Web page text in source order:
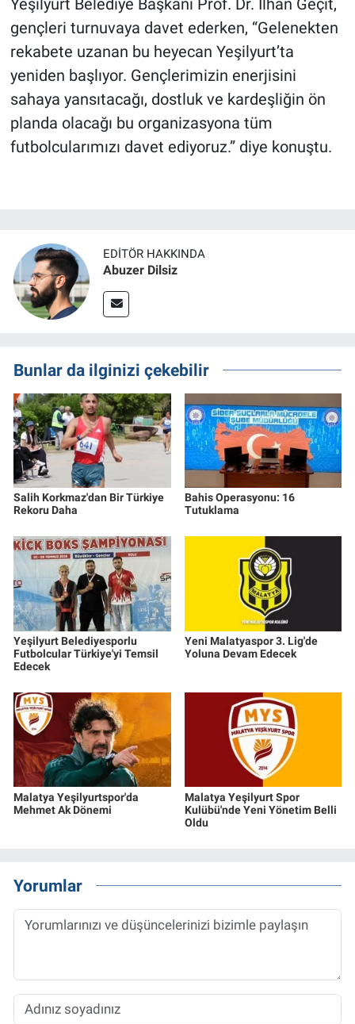
Yeşilyurt Belediye Başkanı Prof. Dr. İlhan Geçit,
gençleri turnuvaya davet ederken, “Gelenekten
rekabete uzanan bu heyecan Yeşilyurt’ta
yeniden başlıyor. Gençlerimizin enerjisini
sahaya yansıtacağı, dostluk ve kardeşliğin ön
planda olacağı bu organizasyona tüm
futbolcularımızı davet ediyoruz.” diye konuştu.
EDITÖR HAKKINDA
Abuzer Dilsiz
Bunlar da ilginizi çekebilir
Salih Korkmaz'dan Bir Türkiye
Rekoru Daha
Bahis Operasyonu: 16
Tutuklama
Yeşilyurt Belediyesporlu
Futbolcular Türkiye'yi Temsil
Edecek
Yeni Malatyaspor 3. Lig'de
Yoluna Devam Edecek
Malatya Yeşilyurtspor'da
Mehmet Ak Dönemi
Malatya Yeşilyurt Spor
Kulübü'nde Yeni Yönetim Belli
Oldu
Yorumlar